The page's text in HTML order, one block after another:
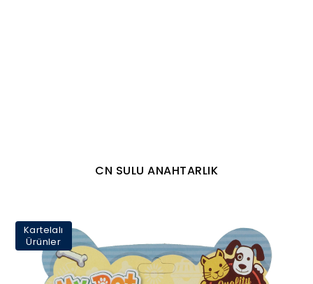
CN SULU ANAHTARLIK
Kartelalı
Ürünler